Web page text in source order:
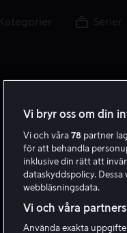
Kategorier Serier
Vi bryr oss om din
Vi och våra 78 partner
för att behandla
inklusive din rätt att
dataskyddspolicy.
webbläsningsdata.
Vi och våra
Använda exakta